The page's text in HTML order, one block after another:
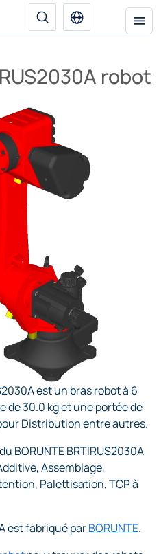
robot
est un bras robot à 6
de 30.0 kg et une portée de
Distribution entre autres.
BORUNTE BRTIRUS2030A
Assemblage,
Palettisation, TCP à
est fabriqué parBORUNTE.